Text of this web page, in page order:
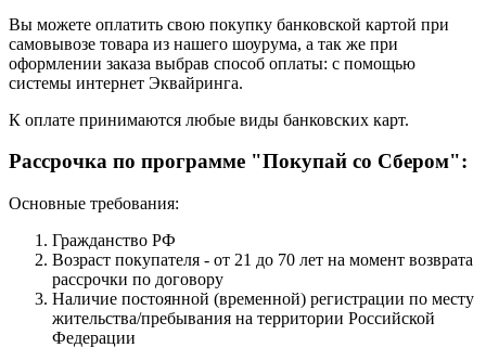
Вы можете оплатить свою покупку банковской картой при
самовывозе товара из нашего шоурума, а так же при
оформлении заказа выбрав способ оплаты: с помощью
системы интернет Эквайринга.
К оплате принимаются любые виды банковских карт.
Рассрочка по программе "Покупай со Сбером":
Основные требования:
Гражданство РФ
Возраст покупателя - от 21 до 70 лет на момент возврата
рассрочки по договору
Наличие постоянной (временной) регистрации по месту
жительства/пребывания на территории Российской
Федерации